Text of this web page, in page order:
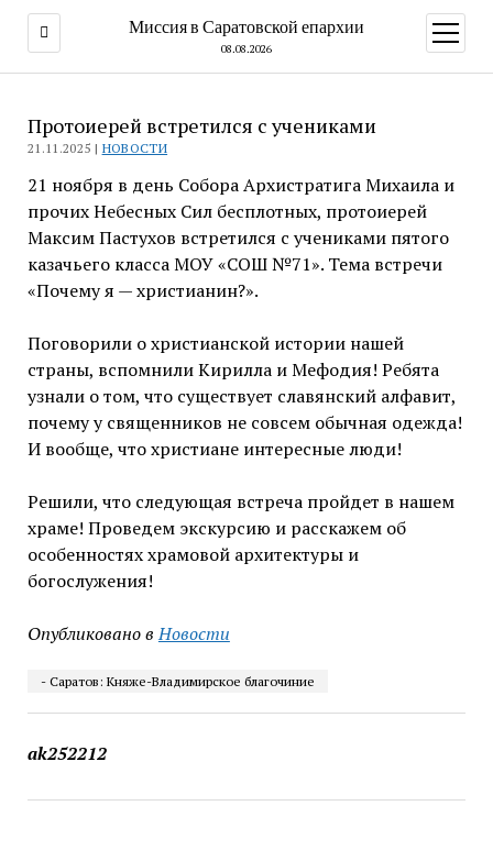
Миссия в Саратовской епархии
08.08.2026
меню
Протоиерей встретился с учениками
21.11.2025 | НОВОСТИ
21 ноября в день Собора Архистратига Михаила и
прочих Небесных Сил бесплотных, протоиерей
Максим Пастухов встретился с учениками пятого
казачьего класса МОУ «СОШ №71». Тема встречи
«Почему я — христианин?».
Поговорили о христианской истории нашей
страны, вспомнили Кирилла и Мефодия! Ребята
узнали о том, что существует славянский алфавит,
почему у священников не совсем обычная одежда!
И вообще, что христиане интересные люди!
Решили, что следующая встреча пройдет в нашем
храме! Проведем экскурсию и расскажем об
особенностях храмовой архитектуры и
богослужения!
Опубликовано в Новости
- Саратов: Княже-Владимирское благочиние
ak252212